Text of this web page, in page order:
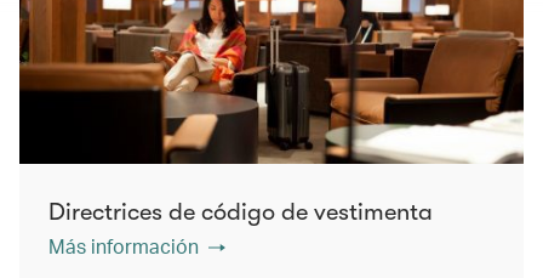
Directrices de código de vestimenta
Más información